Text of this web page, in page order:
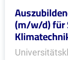
(m/w/d) für